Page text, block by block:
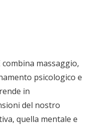
massaggio,
psicologico e
in
del nostro
quella mentale e